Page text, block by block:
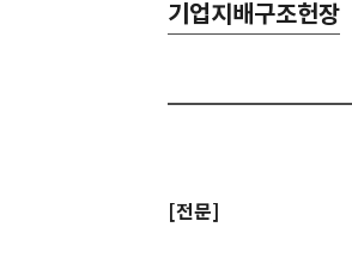
기업지배구조헌장
[전문]